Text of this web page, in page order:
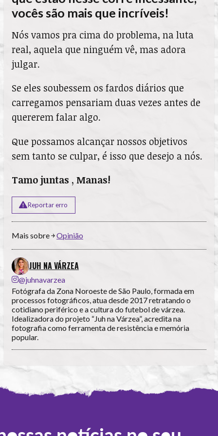
vocês são mais que incríveis!
Nós vamos pra cima do problema, na luta
real, aquela que ninguém vê, mas adora
julgar.
Se eles soubessem os fardos diários que
carregamos pensariam duas vezes antes de
quererem falar algo.
Que possamos alcançar nossos objetivos
sem tanto se culpar, é isso que desejo a nós.
Tamo juntas , Manas!
Reportar erro
Mais sobre ￫Opinião
JUH NA VÁRZEA
@juhnavarzea
Fotógrafa da Zona Noroeste de São Paulo, formada em
processos fotográficos, atua desde 2017 retratando o
cotidiano periférico e a cultura do futebol de várzea.
Idealizadora do projeto “Juh na Várzea”, acredita na
fotografia como ferramenta de resistência e memória
popular.